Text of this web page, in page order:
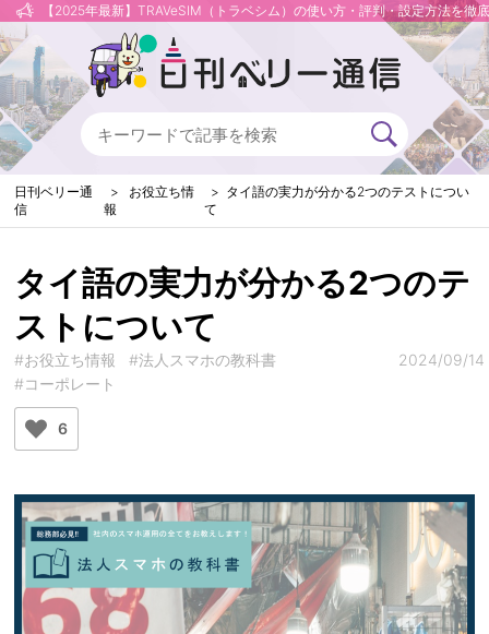
【2025年最新】TRAVeSIM（トラベシム）の使い方・評判・設定方法を徹
日刊ベリー通
信
お役立ち情
報
タイ語の実力が分かる2つのテストについ
て
タイ語の実力が分かる2つのテ
ストについて
#お役立ち情報
#法人スマホの教科書
#コーポレート
2024/09/14
6